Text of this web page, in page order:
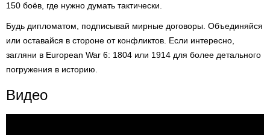
150 боёв, где нужно думать тактически.
Будь дипломатом, подписывай мирные договоры. Объединяйся
или оставайся в стороне от конфликтов. Если интересно,
загляни в European War 6: 1804 или 1914 для более детального
погружения в историю.
Видео